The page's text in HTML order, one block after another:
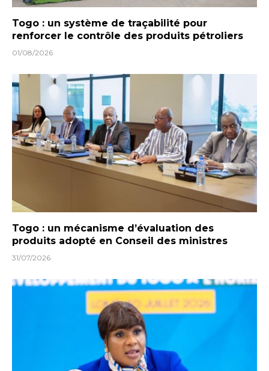
Togo : un système de traçabilité pour
renforcer le contrôle des produits pétroliers
01/08/2026
Togo : un mécanisme d’évaluation des
produits adopté en Conseil des ministres
31/07/2026